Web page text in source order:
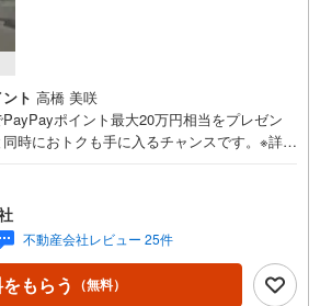
ト 高橋 美咲
ポイント最大20万円相当をプレゼン
同時におトクも手に入るチャンスです。※詳し
なし・銀行比較＆相談可！ テレビで紹介さ
ッチ』使えます！豊かに過ごすには『イン
家電と『エクステリア』カーポートや楽し
実度で変わってきます。これらを一括で購
代金を住宅ローンに組み込むことが可能なサ
がやどかリッチです。 頭金0円でもOK！（諸
不動産会社レビュー 25件
もらう （無料）